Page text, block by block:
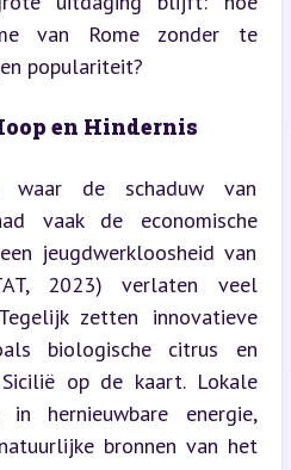
van Rome zonder te
populariteit?
en Hindernis
de schaduw van
vaak de economische
jeugdwerkloosheid van
2023) verlaten veel
zetten innovatieve
biologische citrus en
op de kaart. Lokale
in hernieuwbare energie,
bronnen van het